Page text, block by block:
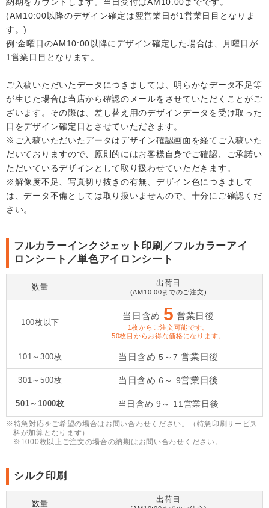
(AM10:00以降のデザイン確定は翌営業日が1営業日目となりま
す。)
例:金曜日のAM10:00以降にデザイン確定した場合は、月曜日が
1営業日目となります。
ご入稿いただいたデータにつきましては、明らかなデータ不足等
が生じた場合は当店から確認のメールをさせていただくことがご
ざいます。その際は、差し替え用のデザインデータを受け取った
日をデザイン確定日とさせていただきます。
※ご入稿いただいたデータはデザイン確認画面を経てご入稿いた
だいておりますので、原則的にはお客様自身でご確認、ご承諾い
ただいているデザインとして取り扱わせていただきます。
※解像度不足、写真切り抜きの有無、デザイン色につきまして
は、データ不備としては取り扱いませんので、十分にご確認くだ
さい。
フルカラーインクジェット印刷／フルカラーアイ
ロンシート／単色アイロンシート
数量 出荷日
(AM10:00までのご注文)
100枚以下
当日含め 5 営業日後
1枚からご注文可能です。
50枚目からお得な価格になります。
101～300枚 当日含め 5～7営業日後
301～500枚 当日含め 6～ 9営業日後
501～1000枚 当日含め 9～ 11 営業日後
※特急対応をご希望の場合はお問い合わせください。（特急印刷サービス
料が加算となります）
※1000枚以上ご注文の場合の納期はお問い合わせください。
シルク印刷
数量 出荷日